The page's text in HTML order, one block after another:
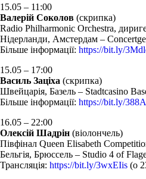
15.05 – 11:00
Валерій Соколов (скрипка)
Radio Philharmonic Orchestra,
Нідерланди, Амстердам –
Більше інформації: https://bit.ly/
15.05 – 17:00
Василь Заціха (скрипка)
Швейцарія, Базель – Stadtcasino
Більше інформації: https://bit.ly/
16.05 – 22:00
Олексій Шадрін (віолончель)
Півфінал Queen Elisabeth
Бельгія, Брюссель – Studio 4 of
Трансляція: https://bit.ly/3wxEIis (о